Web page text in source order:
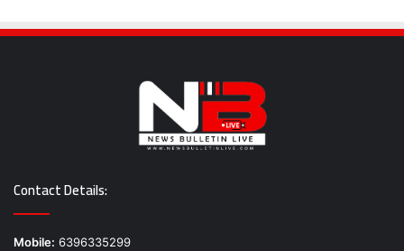
Contact Details:
Mobile: 6396335299